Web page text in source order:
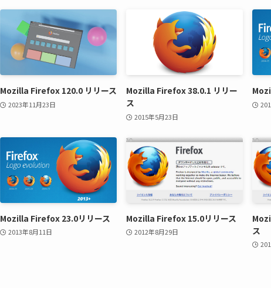
Mozilla Firefox 120.0 リリース
2023年11月23日
Mozilla Firefox 38.0.1 リリー
ス
2015年5月23日
Mozilla Firefox 23.0リリース
2013年8月11日
Mozilla Firefox 15.0リリース
2012年8月29日
ス